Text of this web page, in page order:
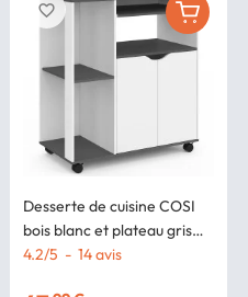
Desserte de cuisine COSI
bois blanc et plateau gris
L.76 CM
4.2/5 - 14avis
favorite_border